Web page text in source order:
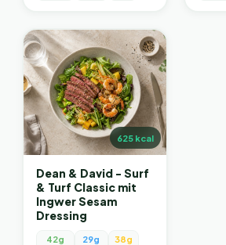
625kcal
Dean & David - Surf
& Turf Classic mit
Ingwer Sesam
Dressing
42g 29g 38g